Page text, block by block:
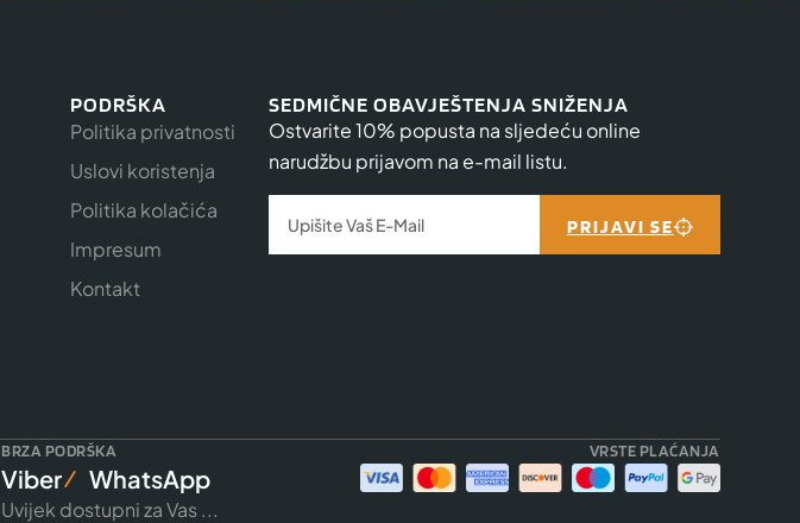
PODRŠKA
Politika privatnosti
Uslovi koristenja
Politika kolačića
Impresum
Kontakt
SEDMIČNE OBAVJEŠTENJA SNIŽENJA
Ostvarite 10% popusta na sljedeću online
narudžbu prijavom na e-mail listu.
PRIJAVI SE
BRZA PODRŠKA
Viber WhatsApp
Uvijek dostupni za Vas ...
VRSTE PLAĆANJA